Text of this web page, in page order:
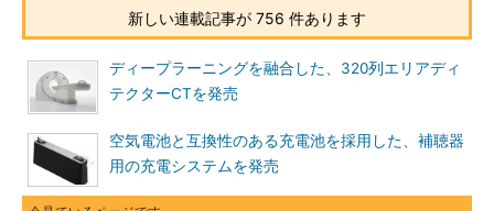
新しい連載記事が 756 件あります
ディープラーニングを融合した、320列エリアディ
テクターCTを発売
空気電池と互換性のある充電池を採用した、補聴器
用の充電システムを発売